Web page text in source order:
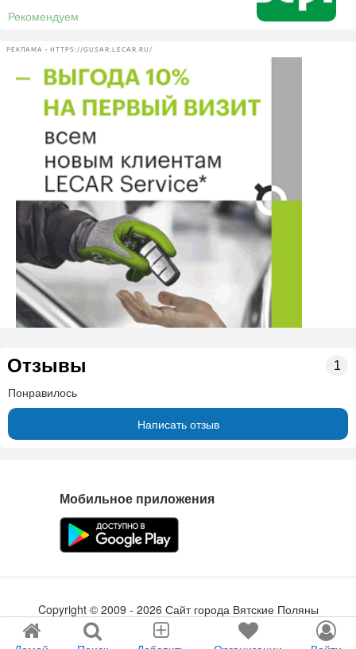
Рекомендуем
РЕКЛАМА • HTTPS://GUSAR.LECAR.RU/
Отзывы 1
Понравилось
Написать отзыв
Мобильное приложения
Copyright © 2009 - 2026 Сайт города Вятские Поляны
Создание сайта
tabson.ru